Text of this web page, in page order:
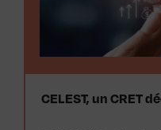
CELEST, un CRET